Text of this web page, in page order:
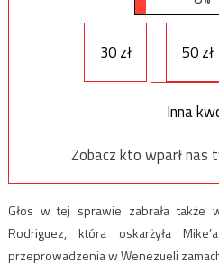
30 zł 50 zł
Inna
Zobacz kto wparł nas
Głos w tej sprawie zabrała także
Rodriguez, która oskarżyła
przeprowadzenia w Wenezueli